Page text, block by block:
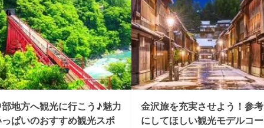
部地方へ観光に行こう♪魅力
っぱいのおすすめ観光スポ
金沢旅を充実させよう！参考
にしてほしい観光モデルコー